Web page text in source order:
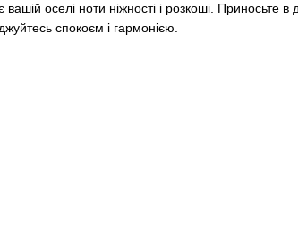
вашій оселі ноти ніжності і розкоші. Приносьте
спокоєм і гармонією.